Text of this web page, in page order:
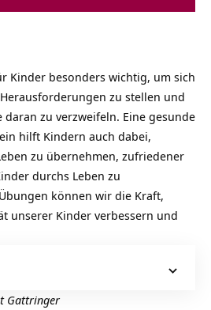
Kinder besonders wichtig, um sich
zu stellen und
daran zu verzweifeln. Eine gesunde
hilft Kindern auch dabei,
zu übernehmen, zufriedener
durchs Leben zu
können wir die Kraft,
unserer Kinder verbessern und
Gattringer